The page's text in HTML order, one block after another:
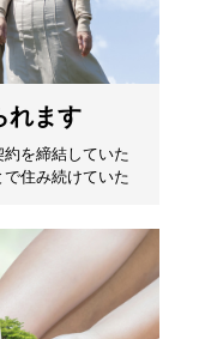
れます
を締結していた
住み続けていた